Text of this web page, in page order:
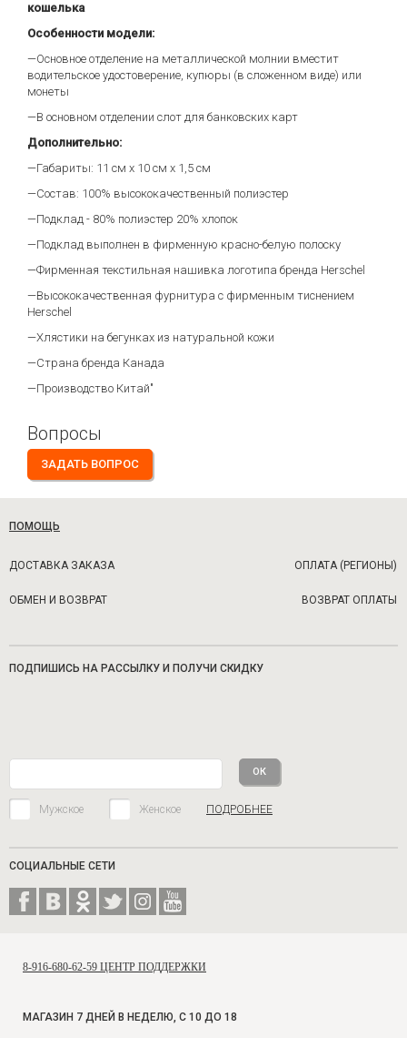
кошелька
Особенности модели:
—Основное отделение на металлической молнии вместит
водительское удостоверение, купюры (в сложенном виде) или
монеты
—В основном отделении слот для банковских карт
Дополнительно:
—Габариты: 11 см х 10 см х 1,5 см
—Состав: 100% высококачественный полиэстер
—Подклад - 80% полиэстер 20% хлопок
—Подклад выполнен в фирменную красно-белую полоску
—Фирменная текстильная нашивка логотипа бренда Herschel
—Высококачественная фурнитура с фирменным тиснением
Herschel
—Хлястики на бегунках из натуральной кожи
—Страна бренда Канада
—Производство Китай"
Вопросы
ЗАДАТЬ ВОПРОС
ПОМОЩЬ
ДОСТАВКА ЗАКАЗА ОПЛАТА (РЕГИОНЫ)
ОБМЕН И ВОЗВРАТ ВОЗВРАТ ОПЛАТЫ
ПОДПИШИСЬ НА РАССЫЛКУ И ПОЛУЧИ СКИДКУ
Мужское Женское ПОДРОБНЕЕ
СОЦИАЛЬНЫЕ СЕТИ
8-916-680-62-59 ЦЕНТР ПОДДЕРЖКИ
МАГАЗИН 7 ДНЕЙ В НЕДЕЛЮ, С 10 ДО 18